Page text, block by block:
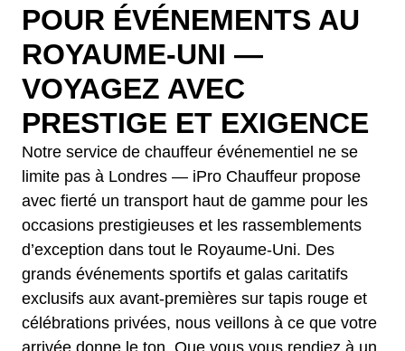
POUR ÉVÉNEMENTS AU
ROYAUME-UNI —
VOYAGEZ AVEC
PRESTIGE ET EXIGENCE
Notre service de chauffeur événementiel ne se
limite pas à Londres — iPro Chauffeur propose
avec fierté un transport haut de gamme pour les
occasions prestigieuses et les rassemblements
d’exception dans tout le Royaume-Uni. Des
grands événements sportifs et galas caritatifs
exclusifs aux avant-premières sur tapis rouge et
célébrations privées, nous veillons à ce que votre
arrivée donne le ton. Que vous vous rendiez à un